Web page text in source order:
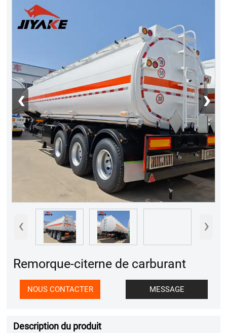
‹ ›
‹ ›
Remorque-citerne de carburant
NOUS CONTACTER MESSAGE
Description du produit